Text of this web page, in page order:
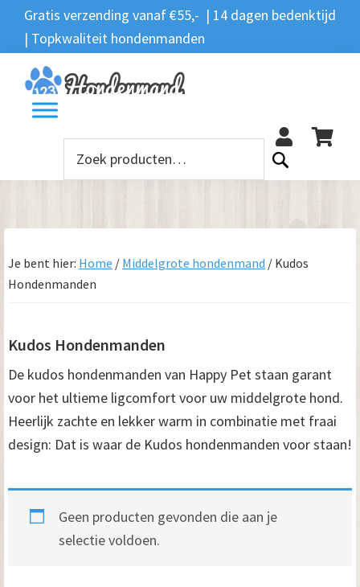
Spring
naar
de
hoofdnavigatie
Door
naar
de
hoofd
inhoud
Spring
naar
de
eerste
sidebar
Spring
naar
de
voettekst
Gratis verzending vanaf €55,- | 14 dagen bedenktijd
| Topkwaliteit hondenmanden
Zoeken
Zoeken
naar:
Je bent hier: Home / Middelgrote hondenmand / Kudos
Hondenmanden
Kudos Hondenmanden
De kudos hondenmanden van Happy Pet staan garant
voor het ultieme ligcomfort voor uw middelgrote hond.
Heerlijk zachte en lekker warm in combinatie met fraai
design: Dat is waar de Kudos hondenmanden voor staan!
Geen producten gevonden die aan je
selectie voldoen.